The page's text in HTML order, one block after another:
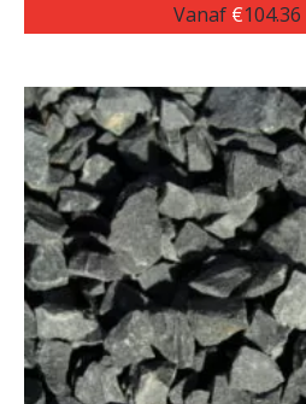
Vanaf €104.36